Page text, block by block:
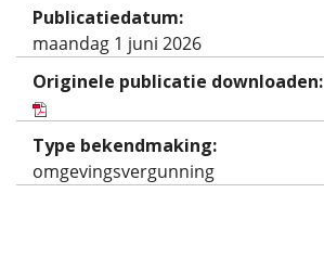
Publicatiedatum:
maandag 1 juni 2026
Originele publicatie downloaden:
Type bekendmaking:
omgevingsvergunning